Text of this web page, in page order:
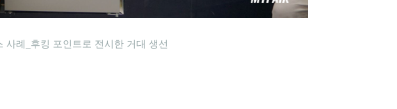
사례_후킹 포인트로 전시한 거대 생선